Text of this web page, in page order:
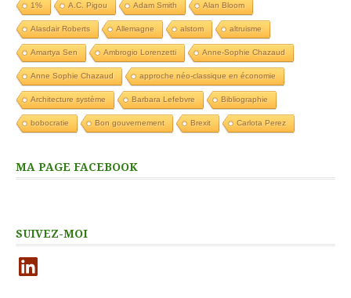
1% A.C. Pigou Adam Smith Alan Bloom
Alasdair Roberts Allemagne alstom altruisme
Amartya Sen Ambrogio Lorenzetti Anne-Sophie Chazaud
Anne Sophie Chazaud approche néo-classique en économie
Architecture système Barbara Lefebvre Bibliographie
bobocratie Bon gouvernement Brexit Carlota Perez
MA PAGE FACEBOOK
SUIVEZ-MOI
LinkedIn